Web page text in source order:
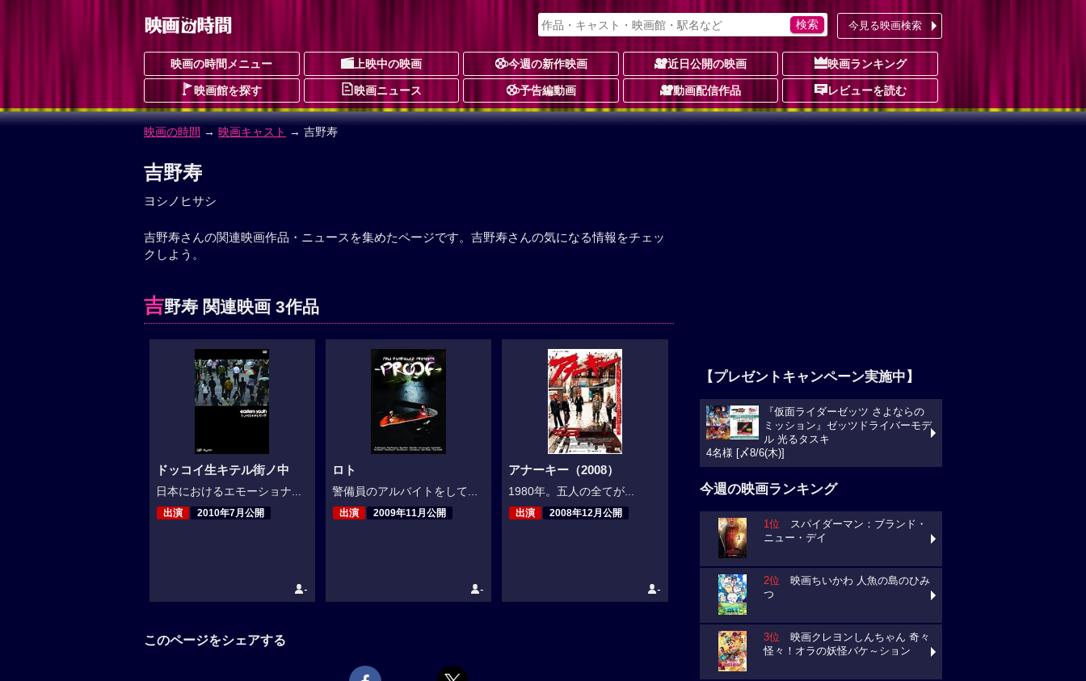
今見る映画検索
映画の時間メニュー 上映中の映画 今週の新作映画 近日公開の映画 映画ランキング
映画館を探す 映画ニュース 予告編動画 動画配信作品 レビューを読む
映画の時間 → 映画キャスト → 吉野寿
吉野寿
ヨシノヒサシ
吉野寿さんの関連映画作品・ニュースを集めたページです。吉野寿さんの気になる情報をチェッ
クしよう。
吉野寿 関連映画 3作品
ドッコイ生キテル街ノ中
日本におけるエモーショナ...
出演 2010年7月公開
-
ロト
警備員のアルバイトをして...
出演 2009年11月公開
-
アナーキー（2008）
1980年。五人の全てが...
出演 2008年12月公開
-
このページをシェアする
【プレゼントキャンペーン実施中】
『仮面ライダーゼッツ さよならの
ミッション』ゼッツドライバーモデ
ル 光るタスキ
4名様 [〆8/6(木)]
今週の映画ランキング
1位 スパイダーマン：ブランド・
ニュー・デイ
2位 映画ちいかわ 人魚の島のひみ
つ
3位 映画クレヨンしんちゃん 奇々
怪々！オラの妖怪バケ～ション